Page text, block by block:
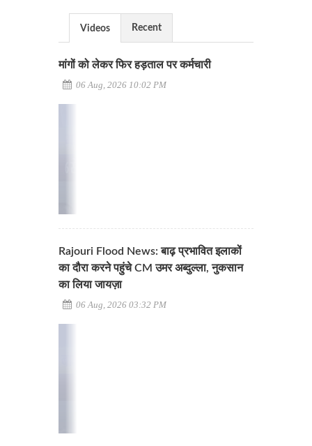
Videos Recent
मांगों को लेकर फिर हड़ताल पर कर्मचारी
06 Aug, 2026 10:02 PM
Rajouri Flood News: बाढ़ प्रभावित इलाकों
का दौरा करने पहुंचे CM उमर अब्दुल्ला, नुकसान
का लिया जायज़ा
06 Aug, 2026 03:32 PM